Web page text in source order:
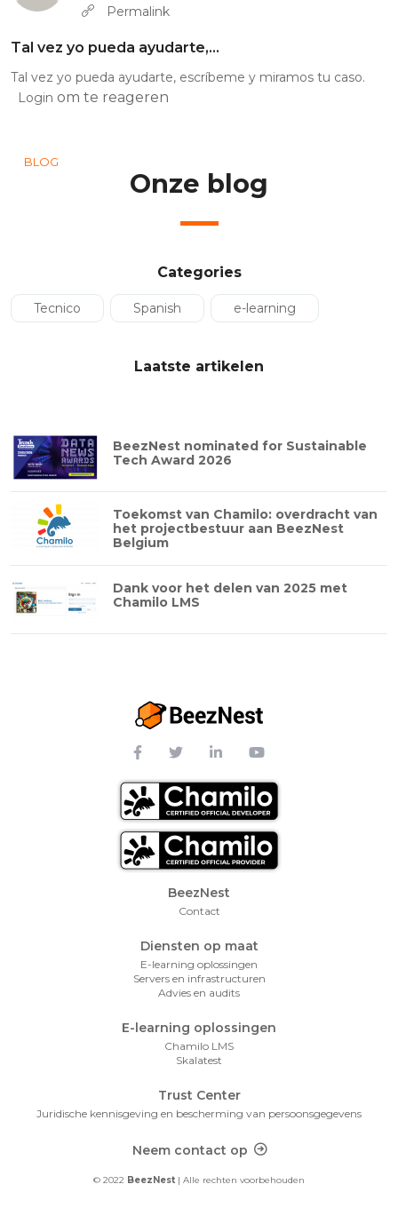
Permalink
Tal vez yo pueda ayudarte,…
Tal vez yo pueda ayudarte, escríbeme y miramos tu caso.
Login om te reageren
BLOG
Onze blog
Categories
Tecnico Spanish e-learning
Laatste artikelen
BeezNest nominated for Sustainable
Tech Award 2026
Toekomst van Chamilo: overdracht van
het projectbestuur aan BeezNest
Belgium
Dank voor het delen van 2025 met
Chamilo LMS
Footer MenuBeezNest
Contact
Diensten op maat
E-learning oplossingen
Servers en infrastructuren
Advies en audits
E-learning oplossingen
Chamilo LMS
Skalatest
Trust Center
Juridische kennisgeving en bescherming van persoonsgegevens
Footer ContactNeem contact op
© 2022 BeezNest | Alle rechten voorbehouden